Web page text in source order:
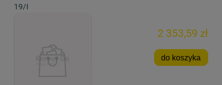
19/I
2 353,59 zł
do koszyka